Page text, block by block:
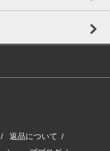
/ 返品について /